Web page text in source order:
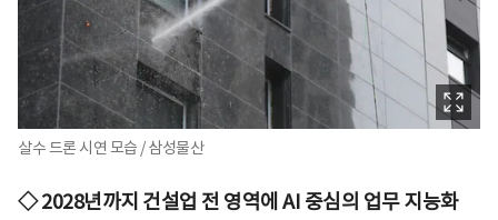
살수 드론 시연 모습 / 삼성물산
◇ 2028년까지 건설업 전 영역에 AI 중심의 업무 지능화